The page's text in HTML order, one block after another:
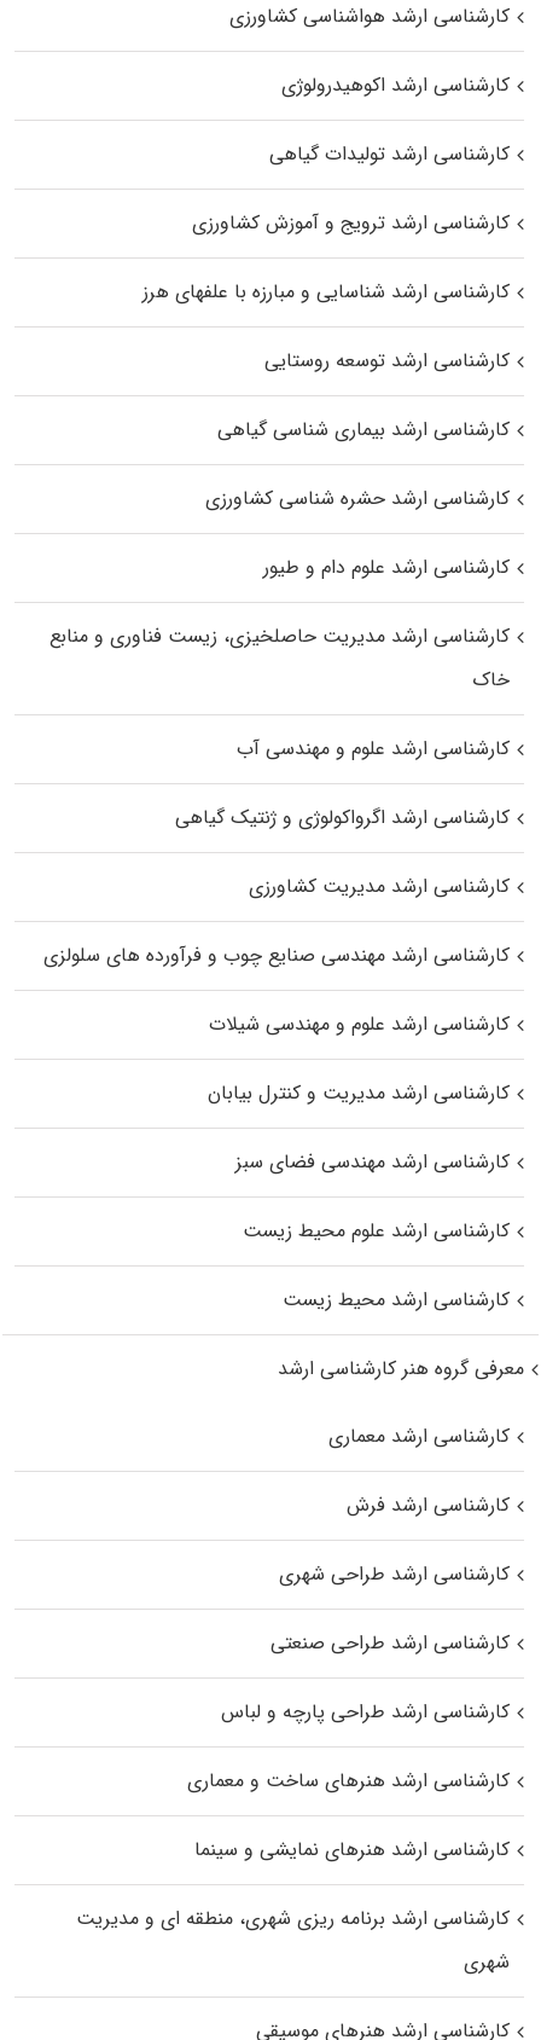
کارشناسی ارشد هواشناسی کشاورزی
کارشناسی ارشد اکوهیدرولوژی
کارشناسی ارشد تولیدات گیاهی
کارشناسی ارشد ترویج و آموزش کشاورزی
کارشناسی ارشد شناسایی و مبارزه با علفهای هرز
کارشناسی ارشد توسعه روستایی
کارشناسی ارشد بیماری‌ شناسی گیاهی
کارشناسی ارشد حشره‌ شناسی کشاورزی
کارشناسی ارشد علوم دام و طیور
کارشناسی ارشد مدیریت حاصلخیزی، زیست فناوری و منابع
خاک
کارشناسی ارشد علوم و مهندسی آب
کارشناسی ارشد اگرواکولوژی و ژنتیک گیاهی
کارشناسی ارشد مدیریت کشاورزی
کارشناسی ارشد مهندسی صنایع چوب و فرآورده‌ های سلولزی
کارشناسی ارشد علوم و مهندسی شیلات
کارشناسی ارشد مدیریت و کنترل بیابان
کارشناسی ارشد مهندسی فضای سبز
کارشناسی ارشد علوم محیط‌ زیست
کارشناسی ارشد محیط زیست
معرفی گروه هنر کارشناسی ارشد
کارشناسی ارشد معماری
کارشناسی ارشد فرش
کارشناسی ارشد طراحی شهری
کارشناسی ارشد طراحی صنعتی
کارشناسی ارشد طراحی پارچه و لباس
کارشناسی ارشد هنرهای ساخت و معماری
کارشناسی ارشد هنرهای نمایشی و سینما
کارشناسی ارشد برنامه ریزی شهری، منطقه‌ ای و مدیریت
شهری
کارشناسی ارشد هنرهای موسیقی